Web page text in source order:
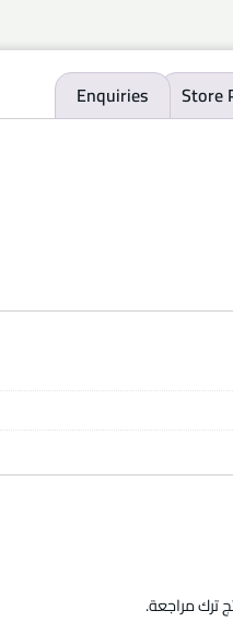
Store
Enquiries
ترك مراجعة.